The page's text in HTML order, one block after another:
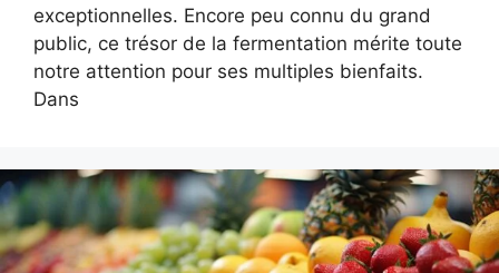
exceptionnelles. Encore peu connu du grand
public, ce trésor de la fermentation mérite toute
notre attention pour ses multiples bienfaits.
Dans